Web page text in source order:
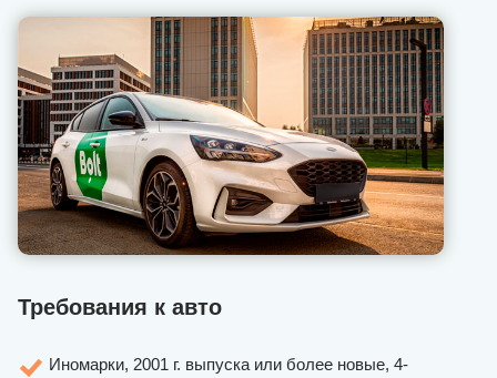
Требования к авто
Иномарки, 2001 г. выпуска или более новые, 4-